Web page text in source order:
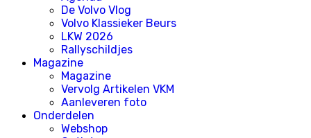
De Volvo Vlog
Volvo Klassieker Beurs
LKW 2026
Rallyschildjes
Magazine
Magazine
Vervolg Artikelen VKM
Aanleveren foto
Onderdelen
Webshop